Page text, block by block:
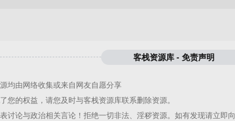
客栈资源库 - 免责声明
均由网络收集或来自网友自愿分享
您的权益，请您及时与客栈资源库联系删除资源。
讨论与政治相关言论！拒绝一切非法、淫秽资源。如有发现请立即向